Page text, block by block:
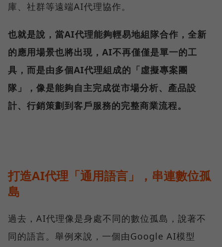
庫、社群等遠端AI代理協作。
也就是說，當AI代理能夠輕易地組隊合作，全新
的應用場景也將出現，AI不再僅僅是單一的工
具，而是由多個AI代理組成的「虛擬專案團
隊」，像是能夠自主完成從市場分析、產品設
計、行銷策劃到客戶服務的完整商業流程。
打造AI代理「通用語言」，串連數位孤
島
過去，AI代理像是身處不同的數位孤島，說著不
同的語言。舉例來說，一個由Google AI模型